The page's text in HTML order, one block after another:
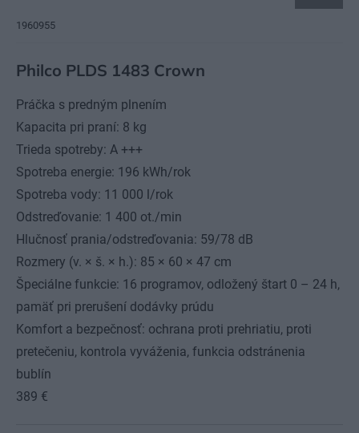
1960955
Philco PLDS 1483 Crown
Práčka s predným plnením
Kapacita pri praní: 8 kg
Trieda spotreby: A +++
Spotreba energie: 196 kWh/rok
Spotreba vody: 11 000 l/rok
Odstreďovanie: 1 400 ot./min
Hlučnosť prania/odstreďovania: 59/78 dB
Rozmery (v. × š. × h.): 85 × 60 × 47 cm
Špeciálne funkcie: 16 programov, odložený štart 0 – 24 h,
pamäť pri prerušení dodávky prúdu
Komfort a bezpečnosť: ochrana proti prehriatiu, proti
pretečeniu, kontrola vyváženia, funkcia odstránenia
bublín
389 €